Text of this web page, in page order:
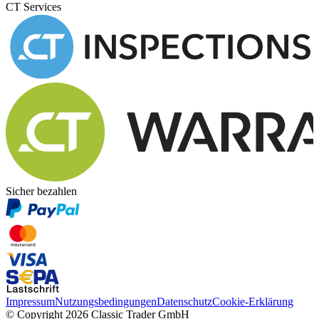
CT Services
Sicher bezahlen
ImpressumNutzungsbedingungenDatenschutzCookie-Erklärung
© Copyright 2026 Classic Trader GmbH